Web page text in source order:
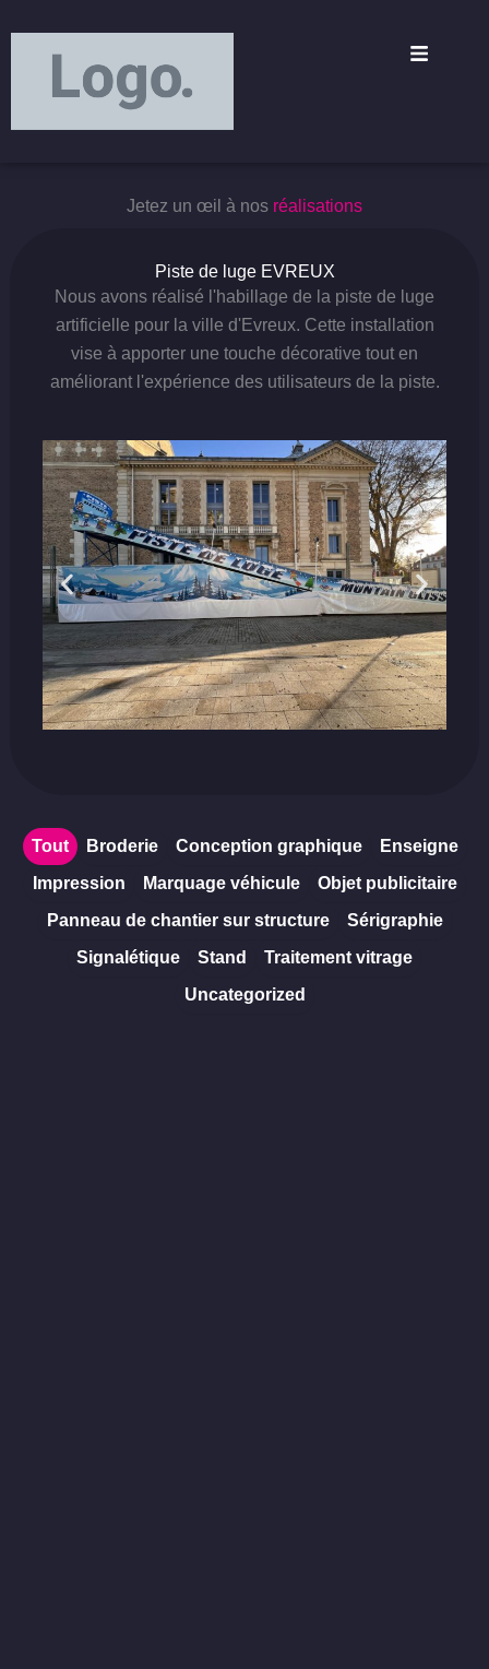
Jetez un œil à nos réalisations
Piste de luge EVREUX
Nous avons réalisé l'habillage de la piste de luge
artificielle pour la ville d'Evreux. Cette installation
vise à apporter une touche décorative tout en
améliorant l'expérience des utilisateurs de la piste.
Broderie Conception graphique
Enseigne
Impression
Marquage véhicule
Objet publicitaire
Panneau de chantier sur structure
Sérigraphie
Signalétique
Stand
Traitement vitrage
Uncategorized
Tout